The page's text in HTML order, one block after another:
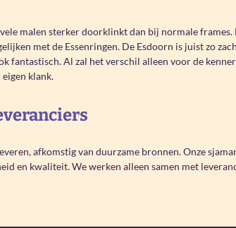
malen sterker doorklinkt dan bij normale frames.
met de Essenringen. De Esdoorn is juist zo
fantastisch. Al zal het verschil alleen voor de
klank.
afkomstig van duurzame bronnen. Onze
en kwaliteit. We werken alleen samen met